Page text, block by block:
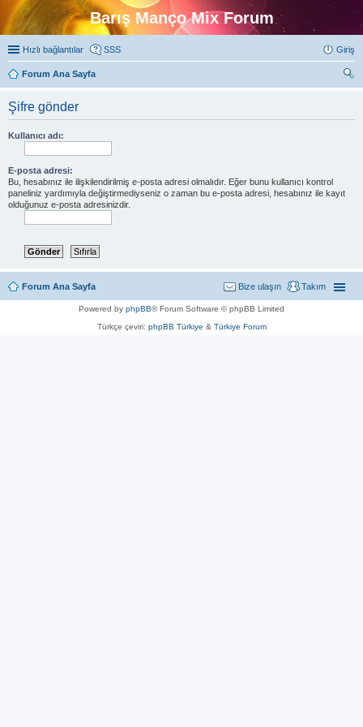
Barış Manço Mix Forum
Hızlı bağlantılar SSS Giriş
Forum Ana Sayfa
Şifre gönder
Kullanıcı adı:
E-posta adresi:
Bu, hesabınız ile ilişkilendirilmiş e-posta adresi olmalıdır. Eğer bunu kullanıcı kontrol
paneliniz yardımıyla değiştirmediyseniz o zaman bu e-posta adresi, hesabınız ile kayıt
olduğunuz e-posta adresinizdir.
Forum Ana Sayfa Takım
Bize ulaşın
Powered by phpBB® Forum Software © phpBB Limited
Türkçe çeviri: phpBB Türkiye & Türkiye Forum